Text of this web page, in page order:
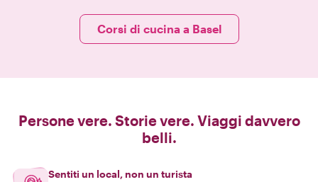
Corsi di cucina a Basel
Persone vere. Storie vere. Viaggi davvero
belli.
Sentiti un local, non un turista